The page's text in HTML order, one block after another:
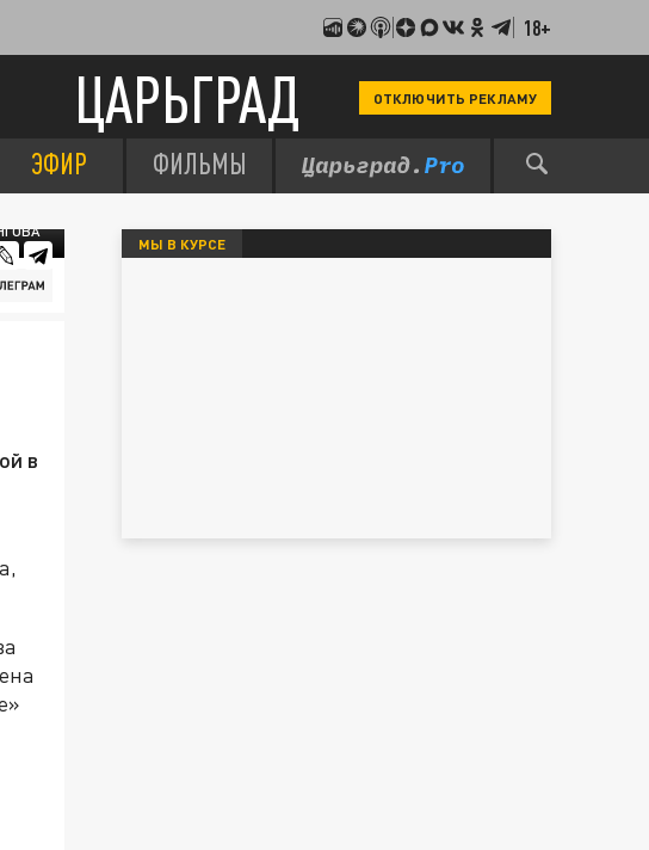
18+
ЦАРЬГРАД ОТКЛЮЧИТЬ РЕКЛАМУ
ЭФИР ФИЛЬМЫ
в
МЫ В КУРСЕ